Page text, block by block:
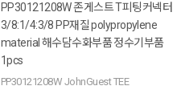
PP30121208W 존게스트 T피팅커넥터
3/8:1/4:3/8 PP재질 polypropylene
material 해수담수화부품 정수기부품
1pcs
PP30121208W JohnGuest TEE